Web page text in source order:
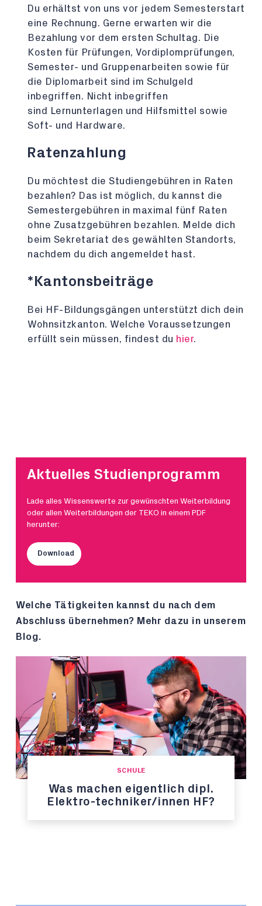
Du erhältst von uns vor jedem Semesterstart
eine Rechnung. Gerne erwarten wir die
Bezahlung vor dem ersten Schultag. Die
Kosten für Prüfungen, Vordiplomprüfungen,
Semester- und Gruppenarbeiten sowie für
die Diplomarbeit sind im Schulgeld
inbegriffen. Nicht inbegriffen
sind Lernunterlagen und Hilfsmittel sowie
Soft- und Hardware.
Ratenzahlung
Du möchtest die Studiengebühren in Raten
bezahlen? Das ist möglich, du kannst die
Semestergebühren in maximal fünf Raten
ohne Zusatzgebühren bezahlen. Melde dich
beim Sekretariat des gewählten Standorts,
nachdem du dich angemeldet hast.
*Kantonsbeiträge
Bei HF-Bildungsgängen unterstützt dich dein
Wohnsitzkanton. Welche Voraussetzungen
erfüllt sein müssen, findest du hier.
Aktuelles Studienprogramm
Lade alles Wissenswerte zur gewünschten Weiterbildung
oder allen Weiterbildungen der TEKO in einem PDF
herunter:
Download
Welche Tätigkeiten kannst du nach dem
Abschluss übernehmen? Mehr dazu in unserem
Blog.
SCHULE
Was machen eigentlich dipl.
Elektro-techniker/innen HF?